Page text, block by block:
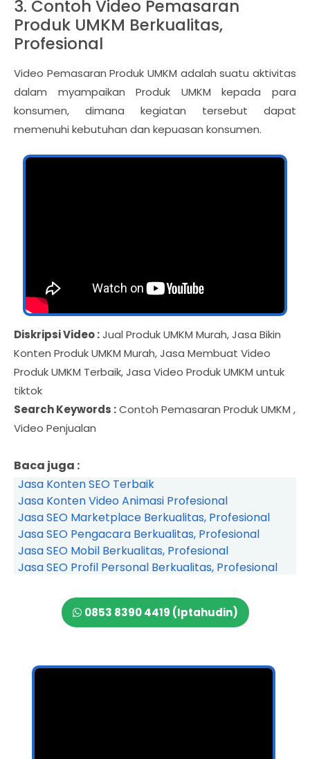
3. Contoh Video Pemasaran
Produk UMKM Berkualitas,
Profesional
Video Pemasaran Produk UMKM adalah suatu aktivitas
dalam myampaikan Produk UMKM kepada para
konsumen, dimana kegiatan tersebut dapat
memenuhi kebutuhan dan kepuasan konsumen.
Diskripsi Video :Jual Produk UMKM Murah, Jasa Bikin
Konten Produk UMKM Murah, Jasa Membuat Video
Produk UMKM Terbaik, Jasa Video Produk UMKM untuk
tiktok
Search Keywords :Contoh Pemasaran Produk UMKM ,
Video Penjualan
Baca juga :
Jasa Konten SEO Terbaik
Jasa Konten Video Animasi Profesional
Jasa SEO Marketplace Berkualitas, Profesional
Jasa SEO Pengacara Berkualitas, Profesional
Jasa SEO Mobil Berkualitas, Profesional
Jasa SEO Profil Personal Berkualitas, Profesional
0853 8390 4419 (Iptahudin)